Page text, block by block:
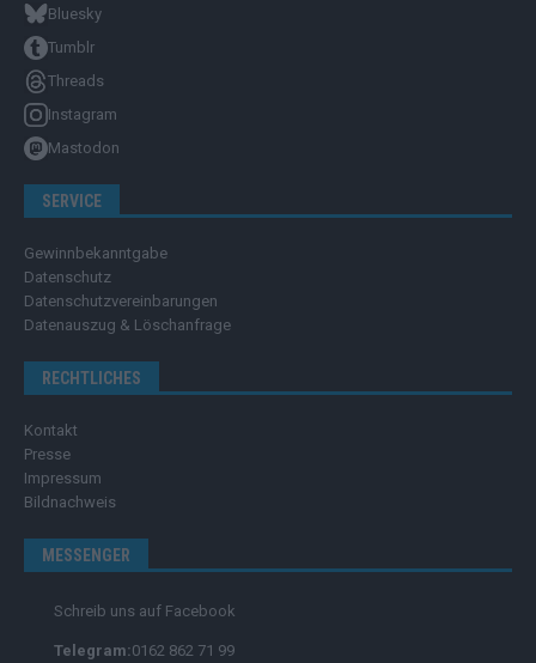
Bluesky
Tumblr
Threads
Instagram
Mastodon
SERVICE
Gewinnbekanntgabe
Datenschutz
Datenschutzvereinbarungen
Datenauszug & Löschanfrage
RECHTLICHES
Kontakt
Presse
Impressum
Bildnachweis
MESSENGER
Schreib uns auf Facebook
Telegram:0162 862 71 99